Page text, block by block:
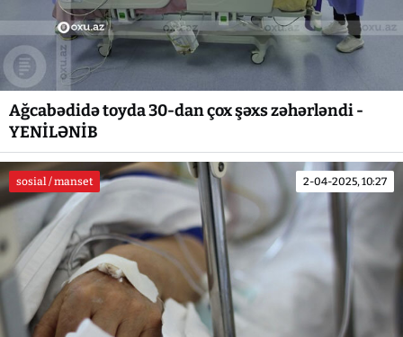
Ağcabədidə toyda 30-dan çox şəxs zəhərləndi -
YENİLƏNİB
sosial / manset 2-04-2025, 10:27